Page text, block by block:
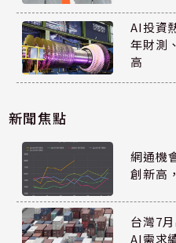
AI投資
年財測
高
新聞焦點
網通機
創新高
台灣7
AI需求